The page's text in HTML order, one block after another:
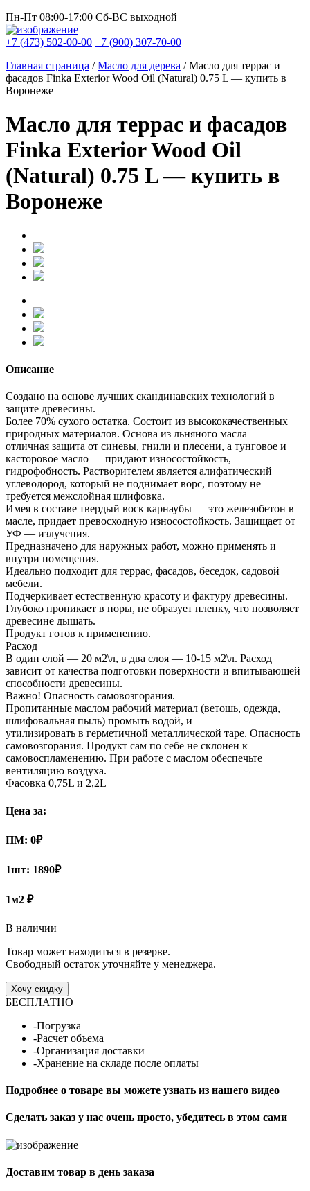
Пн-Пт 08:00-17:00 Сб-ВС выходной
+7 (473) 502-00-00 +7 (900) 307-70-00
Главная страница /Масло для дерева /Масло для террас и
фасадов Finka Exterior Wood Oil (Natural) 0.75 L — купить в
Воронеже
Масло для террас и фасадов
Finka Exterior Wood Oil
(Natural) 0.75 L — купить в
Воронеже
Описание
Создано на основе лучших скандинавских технологий в
защите древесины.
Более 70% сухого остатка. Состоит из высококачественных
природных материалов. Основа из льняного масла —
отличная защита от синевы, гнили и плесени, а тунговое и
касторовое масло — придают износостойкость,
гидрофобность. Растворителем является алифатический
углеводород, который не поднимает ворс, поэтому не
требуется межслойная шлифовка.
Имея в составе твердый воск карнаубы — это железобетон в
масле, придает превосходную износостойкость. Защищает от
УФ — излучения.
Предназначено для наружных работ, можно применять и
внутри помещения.
Идеально подходит для террас, фасадов, беседок, садовой
мебели.
Подчеркивает естественную красоту и фактуру древесины.
Глубоко проникает в поры, не образует пленку, что позволяет
древесине дышать.
Продукт готов к применению.
Расход
В один слой — 20 м2\л, в два слоя — 10-15 м2\л. Расход
зависит от качества подготовки поверхности и впитывающей
способности древесины.
Важно! Опасность самовозгорания.
Пропитанные маслом рабочий материал (ветошь, одежда,
шлифовальная пыль) промыть водой, и
утилизировать в герметичной металлической таре. Опасность
самовозгорания. Продукт сам по себе не склонен к
самовоспламенению. При работе с маслом обеспечьте
вентиляцию воздуха.
Фасовка 0,75L и 2,2L
Цена за:
ПМ: 0₽
1шт: 1890₽
1м2 ₽
В наличии
Товар может находиться в резерве.
Свободный остаток уточняйте у менеджера.
Хочу скидку
БЕСПЛАТНО
-Погрузка
-Расчет объема
-Организация доставки
-Хранение на складе после оплаты
Подробнее о товаре вы можете узнать из нашего видео
Сделать заказ у нас очень просто, убедитесь в этом сами
Доставим товар в день заказа